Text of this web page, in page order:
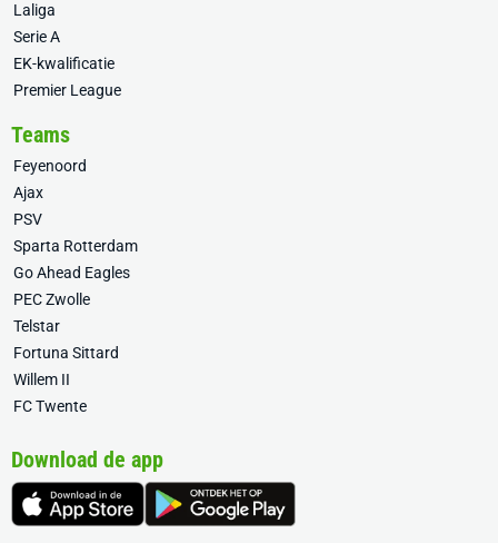
Laliga
Serie A
EK-kwalificatie
Premier League
Teams
Feyenoord
Ajax
PSV
Sparta Rotterdam
Go Ahead Eagles
PEC Zwolle
Telstar
Fortuna Sittard
Willem II
FC Twente
Download de app